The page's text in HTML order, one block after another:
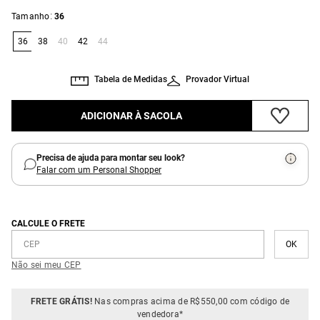
Tamanho: 36
36 38 40 42 44
Provador Virtual
Tabela de Medidas
ADICIONAR À SACOLA
Precisa de ajuda para montar seu look?
Falar com um Personal Shopper
CALCULE O FRETE
Não sei meu CEP
FRETE GRÁTIS!Nas compras acima de R$550,00 com código de
vendedora*